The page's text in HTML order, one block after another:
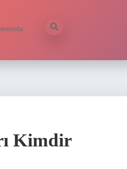
Kimdir